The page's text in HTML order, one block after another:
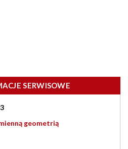
SERWISOWE
geometrią